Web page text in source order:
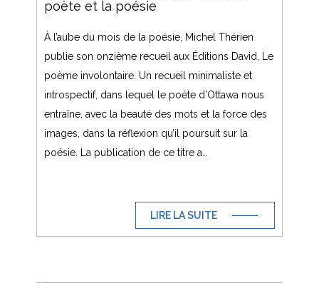
poète et la poésie
À l’aube du mois de la poésie, Michel Thérien
publie son onzième recueil aux Éditions David, Le
poème involontaire. Un recueil minimaliste et
introspectif, dans lequel le poète d’Ottawa nous
entraîne, avec la beauté des mots et la force des
images, dans la réflexion qu’il poursuit sur la
poésie. La publication de ce titre a…
LIRE LA SUITE